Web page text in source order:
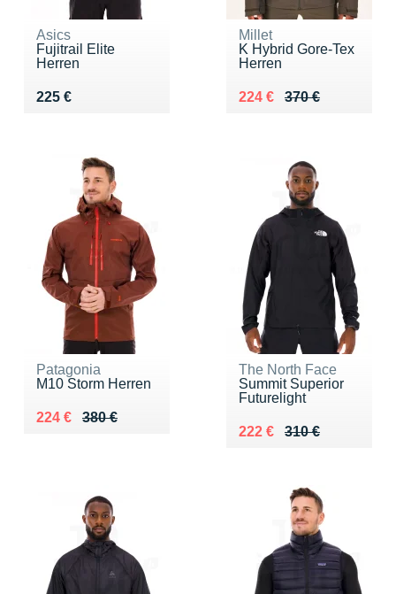
Asics
Fujitrail Elite
Herren
225 €
Vendu 225 €
Millet
K Hybrid Gore-Tex
Herren
370 €
Au lieu de 370 €
224 €
Vendu 224 €
Patagonia
M10 Storm Herren
380 €
Au lieu de 380 €
224 €
Vendu 224 €
The North Face
Summit Superior
Futurelight
310 €
Au lieu de 310 €
222 €
Vendu 222 €